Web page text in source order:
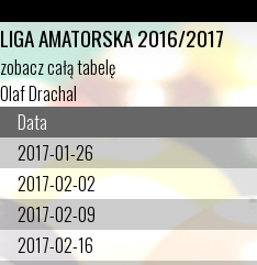
LIGA AMATORSKA 2016/2017
zobacz całą tabelę
Olaf Drachal
Data
2017-01-26
2017-02-02
2017-02-09
2017-02-16